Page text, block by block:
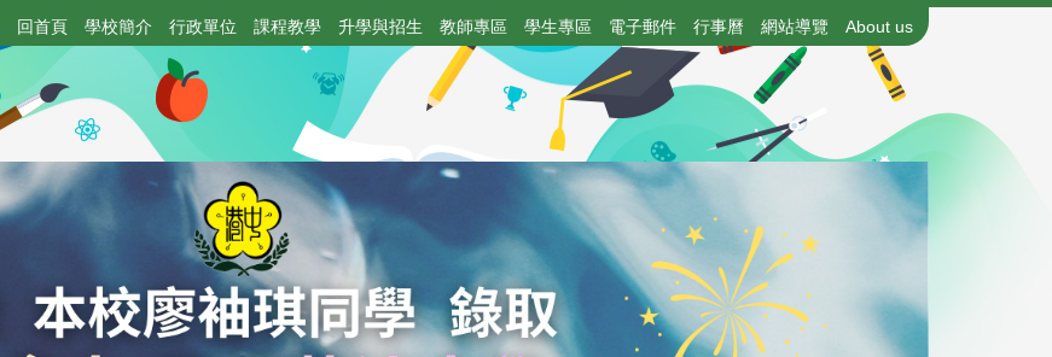
回首頁 學校簡介 行政單位 課程教學 升學與招生 教師專區 學生專區 電子郵件 行事曆 網站導覽 About us